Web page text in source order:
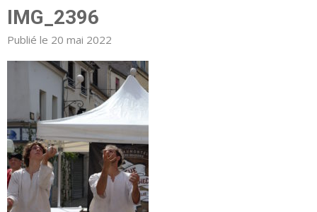
IMG_2396
Publié le 20 mai 2022